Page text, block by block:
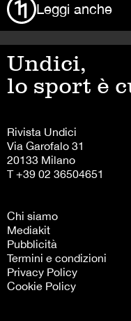
Leggi anche
Undici,
lo sport è
Rivista Undici
Via Garofalo 31
20133 Milano
T +39 02 36504651
Chi siamo
Mediakit
Pubblicità
Termini e condizioni
Privacy Policy
Cookie Policy